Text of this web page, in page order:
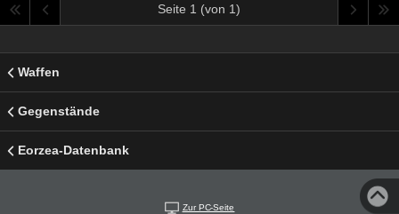
Seite 1 (von 1)
Waffen
Gegenstände
Eorzea-Datenbank
Zur PC-Seite